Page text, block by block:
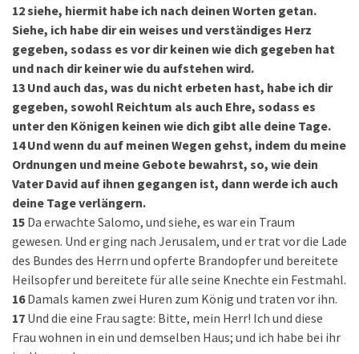
12siehe, hiermit habe ich nach deinen Worten getan.
Siehe, ich habe dir ein weises und verständiges Herz
gegeben, sodass es vor dir keinen wie dich gegeben hat
und nach dir keiner wie du aufstehen wird.
13 Und auch das, was du nicht erbeten hast, habe ich dir
gegeben, sowohl Reichtum als auch Ehre, sodass es
unter den Königen keinen wie dich gibt alle deine Tage.
14 Und wenn du auf meinen Wegen gehst, indem du meine
Ordnungen und meine Gebote bewahrst, so, wie dein
Vater David auf ihnen gegangen ist, dann werde ich auch
deine Tage verlängern.
15 Da erwachte Salomo, und siehe, es war ein Traum
gewesen. Und er ging nach Jerusalem, und er trat vor die Lade
des Bundes des Herrn und opferte Brandopfer und bereitete
Heilsopfer und bereitete für alle seine Knechte ein Festmahl.
16 Damals kamen zwei Huren zum König und traten vor ihn.
17 Und die eine Frau sagte: Bitte, mein Herr! Ich und diese
Frau wohnen in ein und demselben Haus; und ich habe bei ihr